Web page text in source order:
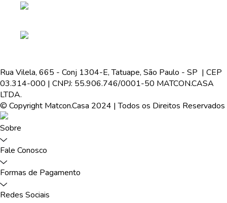
Rua Vilela, 665 - Conj 1304-E, Tatuape, São Paulo - SP | CEP
03.314-000 | CNPJ: 55.906.746/0001-50 MATCON.CASA
LTDA.
© Copyright Matcon.Casa 2024 | Todos os Direitos Reservados
Sobre
Fale Conosco
Formas de Pagamento
Redes Sociais